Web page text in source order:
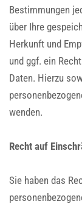
Bestimmungen
über Ihre
Herkunft und
und ggf. ein
Daten. Hierzu
wenden.
Recht auf
Sie haben das